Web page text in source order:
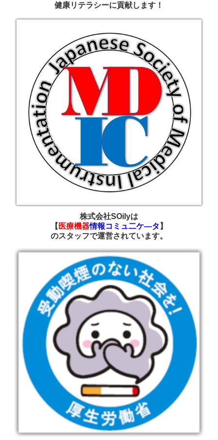
健康リテラシーに貢献します！
株式会社SOilyは
【 医療機器情報コミュ二ケ―タ 】
のスタッフで運営されています。